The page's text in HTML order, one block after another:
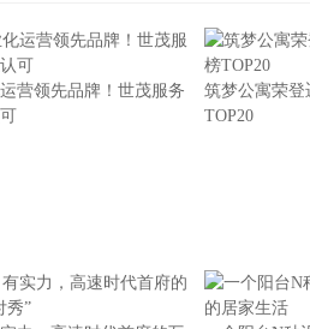
营领先品牌！世茂服务
筑梦公寓荣
TOP20